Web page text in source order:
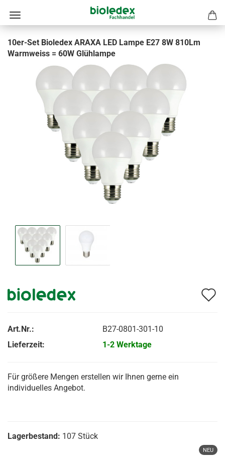
10er-Set Bioledex ARAXA LED Lampe E27 8W 810Lm
Warmweiss = 60W Glühlampe
Art.Nr.:
B27-0801-301-10
Lieferzeit:
1-2 Werktage
Für größere Mengen erstellen wir Ihnen gerne ein
individuelles Angebot.
Lagerbestand: 107 Stück
NEU